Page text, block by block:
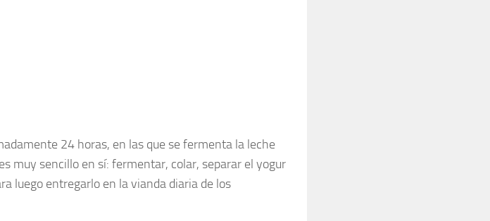
24 horas, en las que se fermenta la leche
muy sencillo en sí: fermentar, colar, separar el yogur
luego entregarlo en la vianda diaria de los